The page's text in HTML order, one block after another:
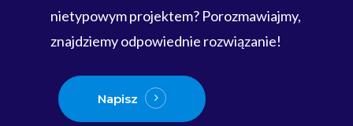
nietypowym projektem? Porozmawiajmy,
znajdziemy odpowiednie rozwiązanie!
Napisz